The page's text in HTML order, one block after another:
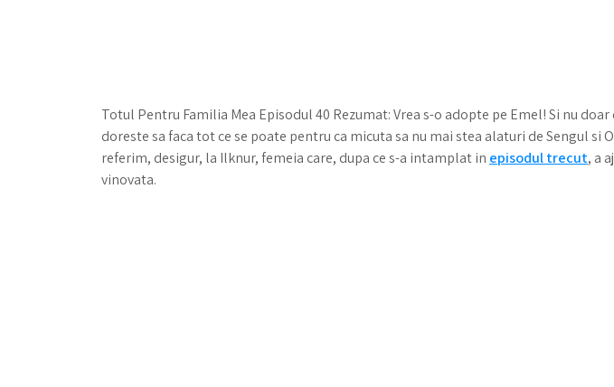
Totul Pentru Familia Mea Episodul 40 Rezumat: Vrea s-o adopte pe Emel! Si nu doar
doreste sa faca tot ce se poate pentru ca micuta sa nu mai stea alaturi de Sengul si
referim, desigur, la Ilknur, femeia care, dupa ce s-a intamplat in episodul trecut, a
vinovata.